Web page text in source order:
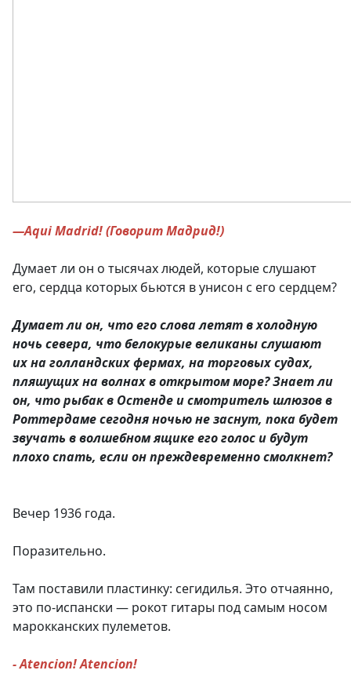
—Aqui Madrid! (Говорит Мадрид!)
Думает ли он о тысячах людей, которые слушают
его, сердца которых бьются в унисон с его сердцем?
Думает ли он, что его слова летят в холодную
ночь севера, что белокурые великаны слушают
их на голландских фермах, на торговых судах,
пляшущих на волнах в открытом море? Знает ли
он, что рыбак в Остенде и смотритель шлюзов в
Роттердаме сегодня ночью не заснут, пока будет
звучать в волшебном ящике его голос и будут
плохо спать, если он преждевременно смолкнет?
Вечер 1936 года.
Поразительно.
Там поставили пластинку: сегидилья. Это отчаянно,
это по-испански — рокот гитары под самым носом
марокканских пулеметов.
- Atencion! Atencion!